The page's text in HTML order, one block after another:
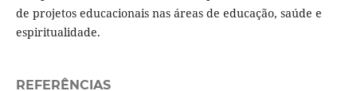
de projetos educacionais nas áreas de educação, saúde e
espiritualidade.
REFERÊNCIAS